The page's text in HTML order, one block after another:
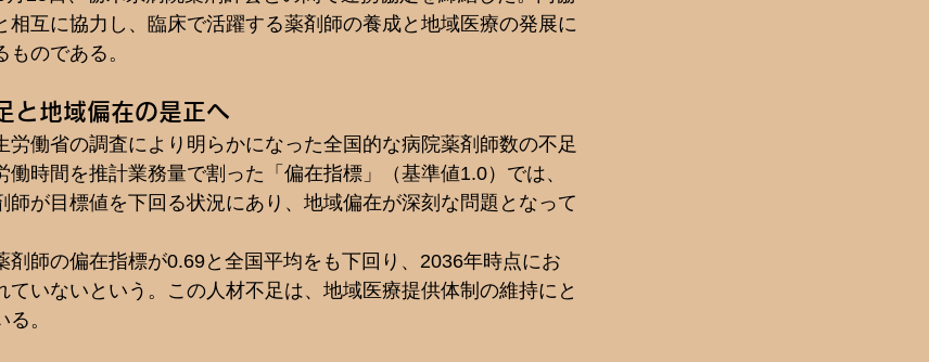
相互に協力し、臨床で活躍する薬剤師の養成と地域医療の発展に
のである。
と地域偏在の是正へ
労働省の調査により明らかになった全国的な病院薬剤師数の不足
時間を推計業務量で割った「偏在指標」（基準値1.0）では、
師が目標値を下回る状況にあり、地域偏在が深刻な問題となって
剤師の偏在指標が0.69と全国平均をも下回り、2036年時点にお
ていないという。この人材不足は、地域医療提供体制の維持にと
。